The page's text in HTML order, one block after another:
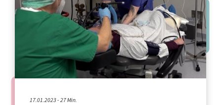
17.01.2023 - 27 Min.